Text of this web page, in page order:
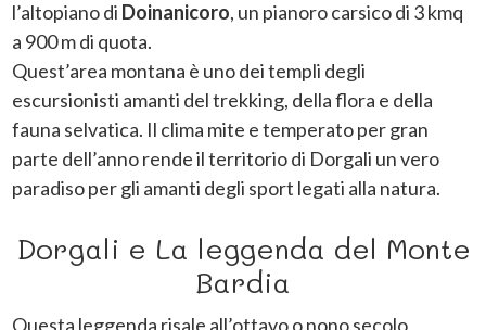
l’altopiano di Doinanicoro, un pianoro carsico di 3 kmq
a 900 m di quota.
Quest’area montana è uno dei templi degli
escursionisti amanti del trekking, della flora e della
fauna selvatica. Il clima mite e temperato per gran
parte dell’anno rende il territorio di Dorgali un vero
paradiso per gli amanti degli sport legati alla natura.
Dorgali e La leggenda del Monte
Bardia
Questa leggenda risale all’ottavo o nono secolo